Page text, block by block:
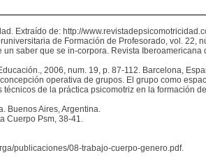
Extraído de: http://
de Formación de Profesorado, vol. 22,
saber que se in-corpora. Revista
2006, num. 19, p. 87-112. Barcelona,
operativa de grupos. El grupo como
de la práctica psicomotriz en la formación
Buenos Aires, Argentina.
Cuerpo Psm, 38-41.
publicaciones/08-trabajo-cuerpo-genero.pdf.